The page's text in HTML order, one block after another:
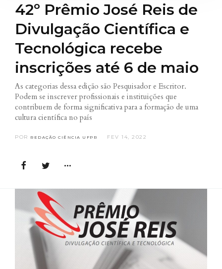
42º Prêmio José Reis de
Divulgação Científica e
Tecnológica recebe
inscrições até 6 de maio
As categorias dessa edição são Pesquisador e Escritor.
Podem se inscrever profissionais e instituições que
contribuem de forma significativa para a formação de uma
cultura científica no país
POR REDAÇÃO CIÊNCIA UFPR FEV 14, 2022